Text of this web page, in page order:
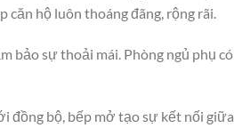
căn hộ luôn thoáng đãng, rộng rãi.
bảo sự thoải mái. Phòng ngủ phụ có
đồng bộ, bếp mở tạo sự kết nối giữa